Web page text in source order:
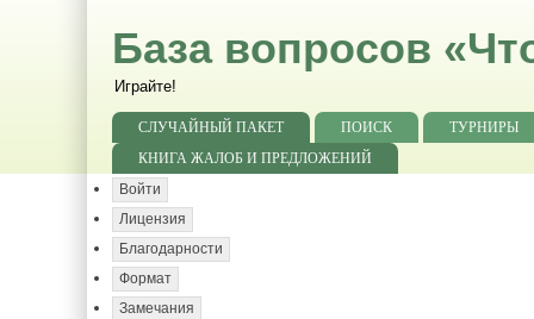
База вопросов
Играйте!
СЛУЧАЙНЫЙ ПАКЕТ ПОИСК
ТУРНИРЫ
КНИГА ЖАЛОБ И ПРЕДЛОЖЕНИЙ
Войти
Лицензия
Благодарности
Формат
Замечания